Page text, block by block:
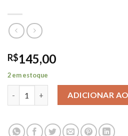
R$145,00
2 em estoque
Alicate Torquês Cortag quantidade
ADICIONAR